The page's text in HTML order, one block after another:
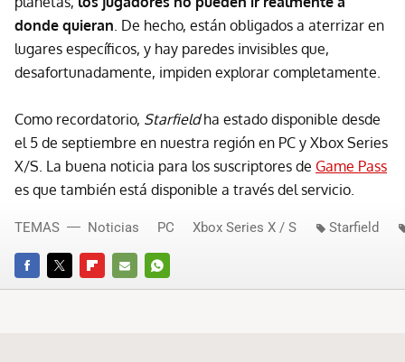
donde quieran. De hecho, están obligados a aterrizar en
lugares específicos, y hay paredes invisibles que,
desafortunadamente, impiden explorar completamente.
Como recordatorio, Starfieldha estado disponible desde
el 5 de septiembre en nuestra región en PC y Xbox Series
X/S. La buena noticia para los suscriptores de Game Pass
es que también está disponible a través del servicio.
FACEBOOKTWITTERFLIPBOARD
E-
WHATSAPP
TEMAS Noticias PC Xbox Series X / S Starfield